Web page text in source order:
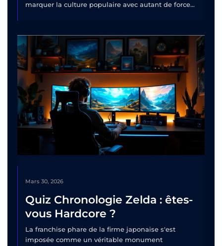
marquer la culture populaire avec autant de force...
Mars 30, 2026
Quiz Chronologie Zelda : êtes-
vous Hardcore ?
La franchise phare de la firme japonaise s'est
imposée comme un véritable monument